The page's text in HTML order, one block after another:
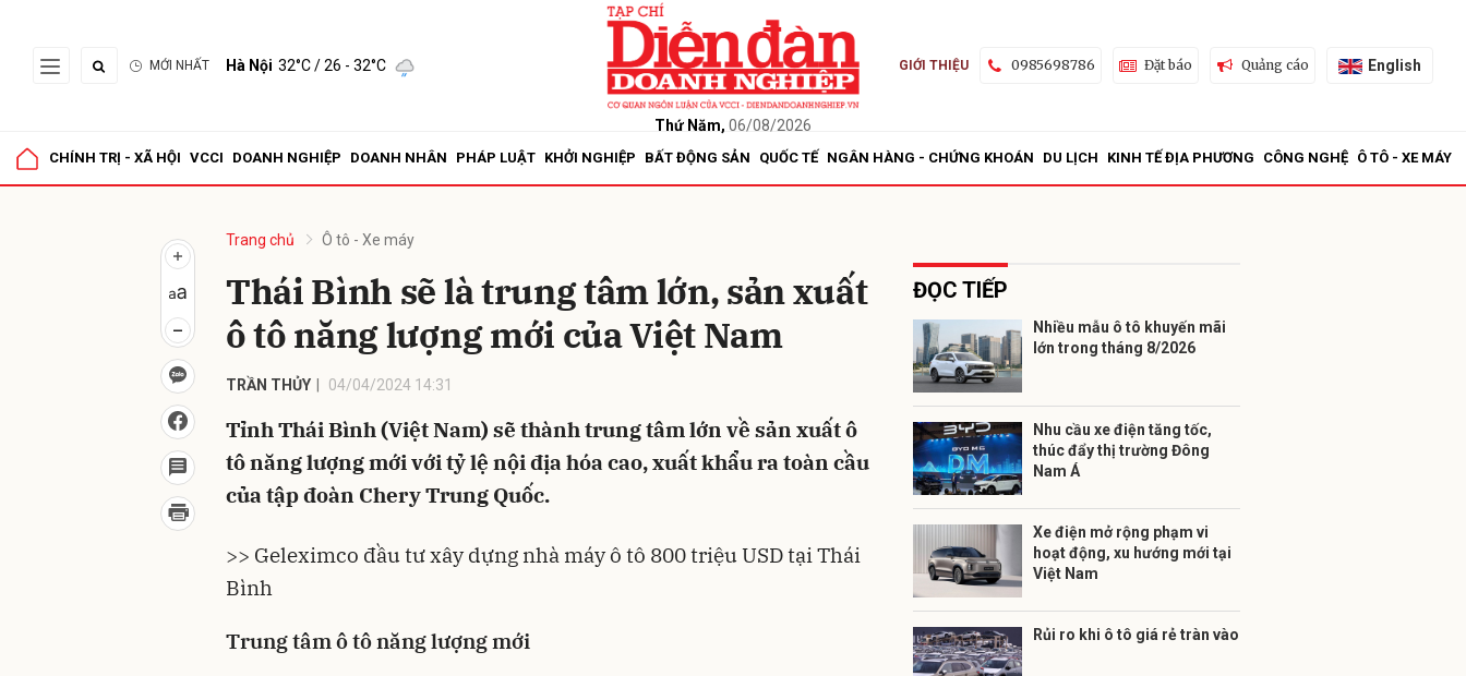
MỚI NHẤT Hà Nội 32°C/ 26 - 32°C
Thứ Năm, 06/08/2026
GIỚI THIỆU 0985698786 Đặt báo Quảng cáo English
CHÍNH TRỊ - XÃ HỘI VCCI DOANH NGHIỆP DOANH NHÂN PHÁP LUẬT KHỞI NGHIỆP BẤT ĐỘNG SẢN QUỐC TẾ NGÂN HÀNG - CHỨNG KHOÁN DU LỊCH KINH TẾ ĐỊA PHƯƠNG CÔNG NGHỆ Ô TÔ - XE MÁY
Trang chủ Ô tô - Xe máy
Thái Bình sẽ là trung tâm lớn, sản xuất
ô tô năng lượng mới của Việt Nam
TRẦN THỦY 04/04/2024 14:31
Tỉnh Thái Bình (Việt Nam) sẽ thành trung tâm lớn về sản xuất ô
tô năng lượng mới với tỷ lệ nội địa hóa cao, xuất khẩu ra toàn cầu
của tập đoàn Chery Trung Quốc.
>> Geleximco đầu tư xây dựng nhà máy ô tô 800 triệu USD tại Thái
Bình
Trung tâm ô tô năng lượng mới
ĐỌC TIẾP
Nhiều mẫu ô tô khuyến mãi
lớn trong tháng 8/2026
Nhu cầu xe điện tăng tốc,
thúc đẩy thị trường Đông
Nam Á
Xe điện mở rộng phạm vi
hoạt động, xu hướng mới tại
Việt Nam
Rủi ro khi ô tô giá rẻ tràn vào
Gửi